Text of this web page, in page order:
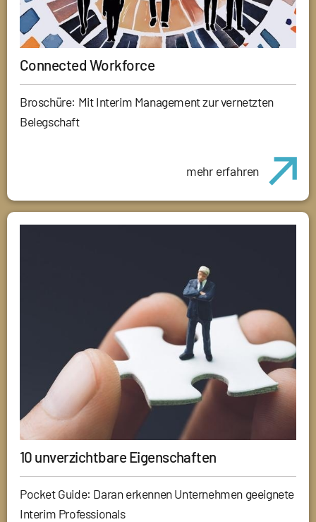
Connected Workforce
Broschüre: Mit Interim Management zur vernetzten
Belegschaft
mehr erfahren
10 unverzichtbare Eigenschaften
Pocket Guide: Daran erkennen Unternehmen geeignete
Interim Professionals